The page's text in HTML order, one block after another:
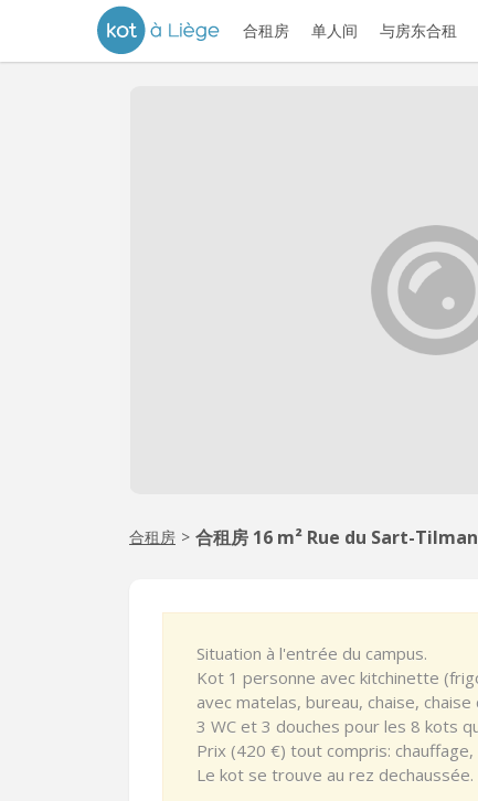
合租房 单人间 与房东合租
合租房 > 合租房 16 m² Rue du Sart-
Situation à l'entrée du campus.
Kot 1 personne avec kitchinette
avec matelas, bureau, chaise,
3 WC et 3 douches pour les 8 kots
Prix (420 €) tout compris:
Le kot se trouve au rez dechaussée.